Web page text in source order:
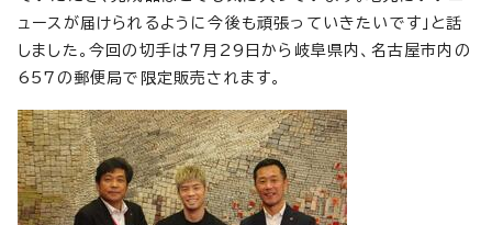
ュースが届けられるように今後も頑張っていきたいです」と話
しました。今回の切手は7月29日から岐阜県内、名古屋市内の
657の郵便局で限定販売されます。